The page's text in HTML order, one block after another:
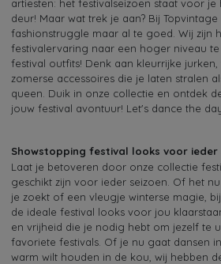
artiesten: het festivalseizoen staat voor
deur! Maar wat trek je aan? Bij
fashionstruggle maar al te goed. Wij zijn
festivalervaring naar een hoger niveau
festival outfits! Denk aan kleurrijke
zomerse accessoires die je laten stralen
queen. Duik in onze collectie en ontdek
jouw festival avontuur! Let's dance the
Showstopping festival looks voor ieder
Laat je betoveren door onze collectie
geschikt zijn voor ieder seizoen. Of het
je zoekt of een vleugje winterse magie,
de ideale festival looks voor jou
en vrijheid die je nodig hebt om jezelf te
favoriete festivals. Of je nu gaat dansen
warm wilt houden in de kou, wij hebben